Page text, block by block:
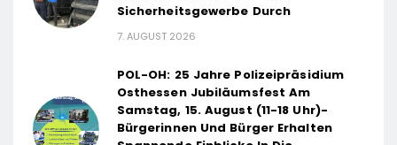
Sicherheitsgewerbe Durch
7. AUGUST 2026
POL-OH: 25 Jahre Polizeipräsidium
Osthessen Jubiläumsfest Am
Samstag, 15. August (11-18 Uhr)-
Bürgerinnen Und Bürger Erhalten